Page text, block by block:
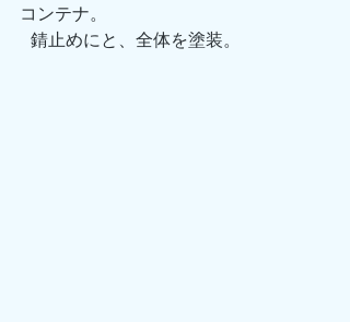
コンテナ。
錆止めにと、全体を塗装。